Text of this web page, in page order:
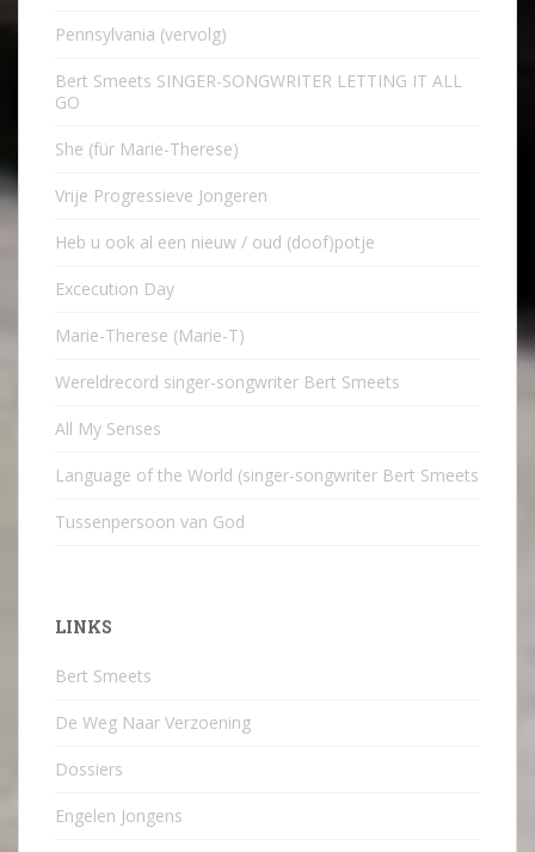
Pennsylvania (vervolg)
Bert Smeets SINGER-SONGWRITER LETTING IT ALL
GO
She (für Marie-Therese)
Vrije Progressieve Jongeren
Heb u ook al een nieuw / oud (doof)potje
Excecution Day
Marie-Therese (Marie-T)
Wereldrecord singer-songwriter Bert Smeets
All My Senses
Language of the World (singer-songwriter Bert Smeets
Tussenpersoon van God
LINKS
Bert Smeets
De Weg Naar Verzoening
Dossiers
Engelen Jongens